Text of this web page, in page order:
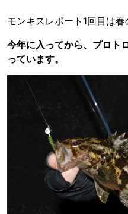
モンキスレポート1回目は春
今年に入ってから、プロト
っています。